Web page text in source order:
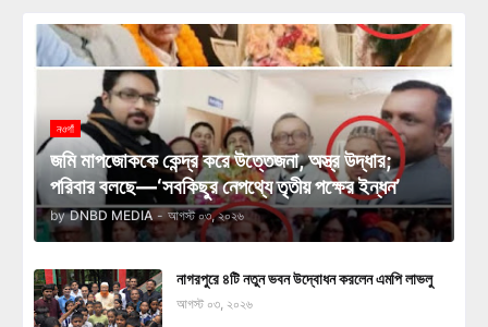
নওগাঁ
জমি মাপজোককে কেন্দ্র করে উত্তেজনা, অস্ত্র উদ্ধার;
পরিবার বলছে—‘সবকিছুর নেপথ্যে তৃতীয় পক্ষের ইন্ধন’
by DNBD MEDIA - আগস্ট ০৩, ২০২৬
নাগরপুরে ৪টি নতুন ভবন উদ্বোধন করলেন এমপি লাভলু
আগস্ট ০৩, ২০২৬